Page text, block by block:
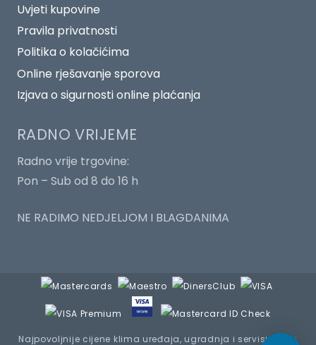
Uvjeti kupovine
Pravila privatnosti
Politika o kolačićima
Online rješavanje sporova
Izjava o sigurnosti online plaćanja
RADNO VRIJEME
Radno vrije trgovine:
Pon – Sub od 8 do 16 h
NE RADIMO NEDJELJOM I BLAGDANIMA
Najpovoljnije cijene klima uređaja, ugradnja i servisiranje :